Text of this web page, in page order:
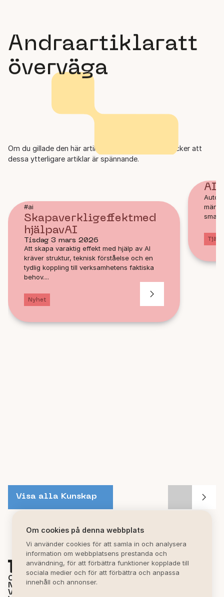
Andraartiklaratt
överväga
Om du gillade den här artikeln kanske du också tycker att
dessa ytterligare artiklar är spännande.
#ai
Skapaverkligeffektmed
hjälpavAI
Tisdag 3 mars 2026
Att skapa varaktig effekt med hjälp av AI
kräver struktur, teknisk förståelse och en
tydlig koppling till verksamhetens faktiska
behov....
Nyhet
AI
Visa alla Kunskap
OM MIRVA
NYHETER
VÅRA KONTOR
Om cookies på denna webbplats
Vi använder cookies för att samla in och analysera
information om webbplatsens prestanda och
användning, för att förbättra funktioner kopplade till
sociala medier och för att förbättra och anpassa
innehåll och annonser.